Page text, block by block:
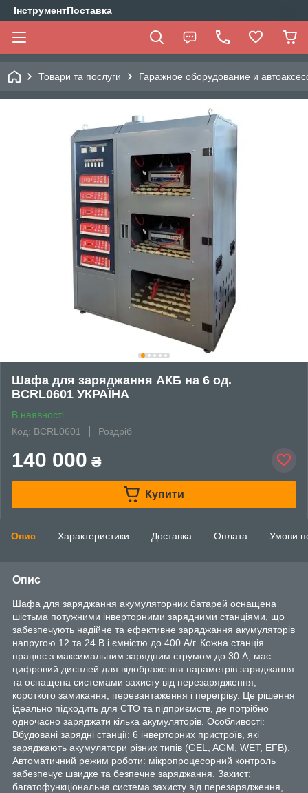
ІнструментПоставка
Товари та послуги Гаражное оборудование и
Шафа для заряджання АКБ на 6 од.
BCRL0601 УКРАЇНА
В наявності
Код: BCRL0601
Роздріб
140 000 ₴
Купити
Опис Характеристики Доставка Оплата Умови
Опис
Шафа для заряджання акумуляторних батарей оснащена
шістьма потужними інверторними зарядними станціями, що
забезпечують надійне та ефективне заряджання акумуляторів
напругою 12 та 24 В і ємністю до 400 А/г. Кожна станція
працює з максимальним зарядним струмом до 30 А, має
цифровий дисплей для відображення параметрів заряджання
та оснащена системами захисту від перезарядження,
короткого замикання, перевантаження і перегріву. Це рішення
ідеально підходить для СТО та підприємств, де потрібно
одночасно заряджати кілька акумуляторів. Особливості:
Вбудовані зарядні станції: 6 інверторних пристроїв, які
заряджають акумулятори різних типів (GEL, AGM, WET, EFB).
Автоматичний режим роботи: мікропроцесорний контроль
забезпечує швидке та безпечне заряджання. Захист:
багатофункціональна система захисту від перезарядження,